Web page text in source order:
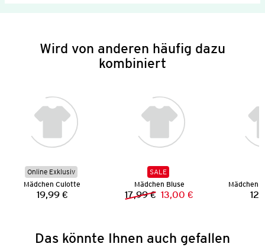
Wird von anderen häufig dazu
kombiniert
Online Exklusiv
Mädchen Culotte
Preis:
19,99 €
SALE
Mädchen Bluse
Vorheriger Preis:
17,99 € Neuer Preis:
13,00 €
Mädchen
Das könnte Ihnen auch gefallen